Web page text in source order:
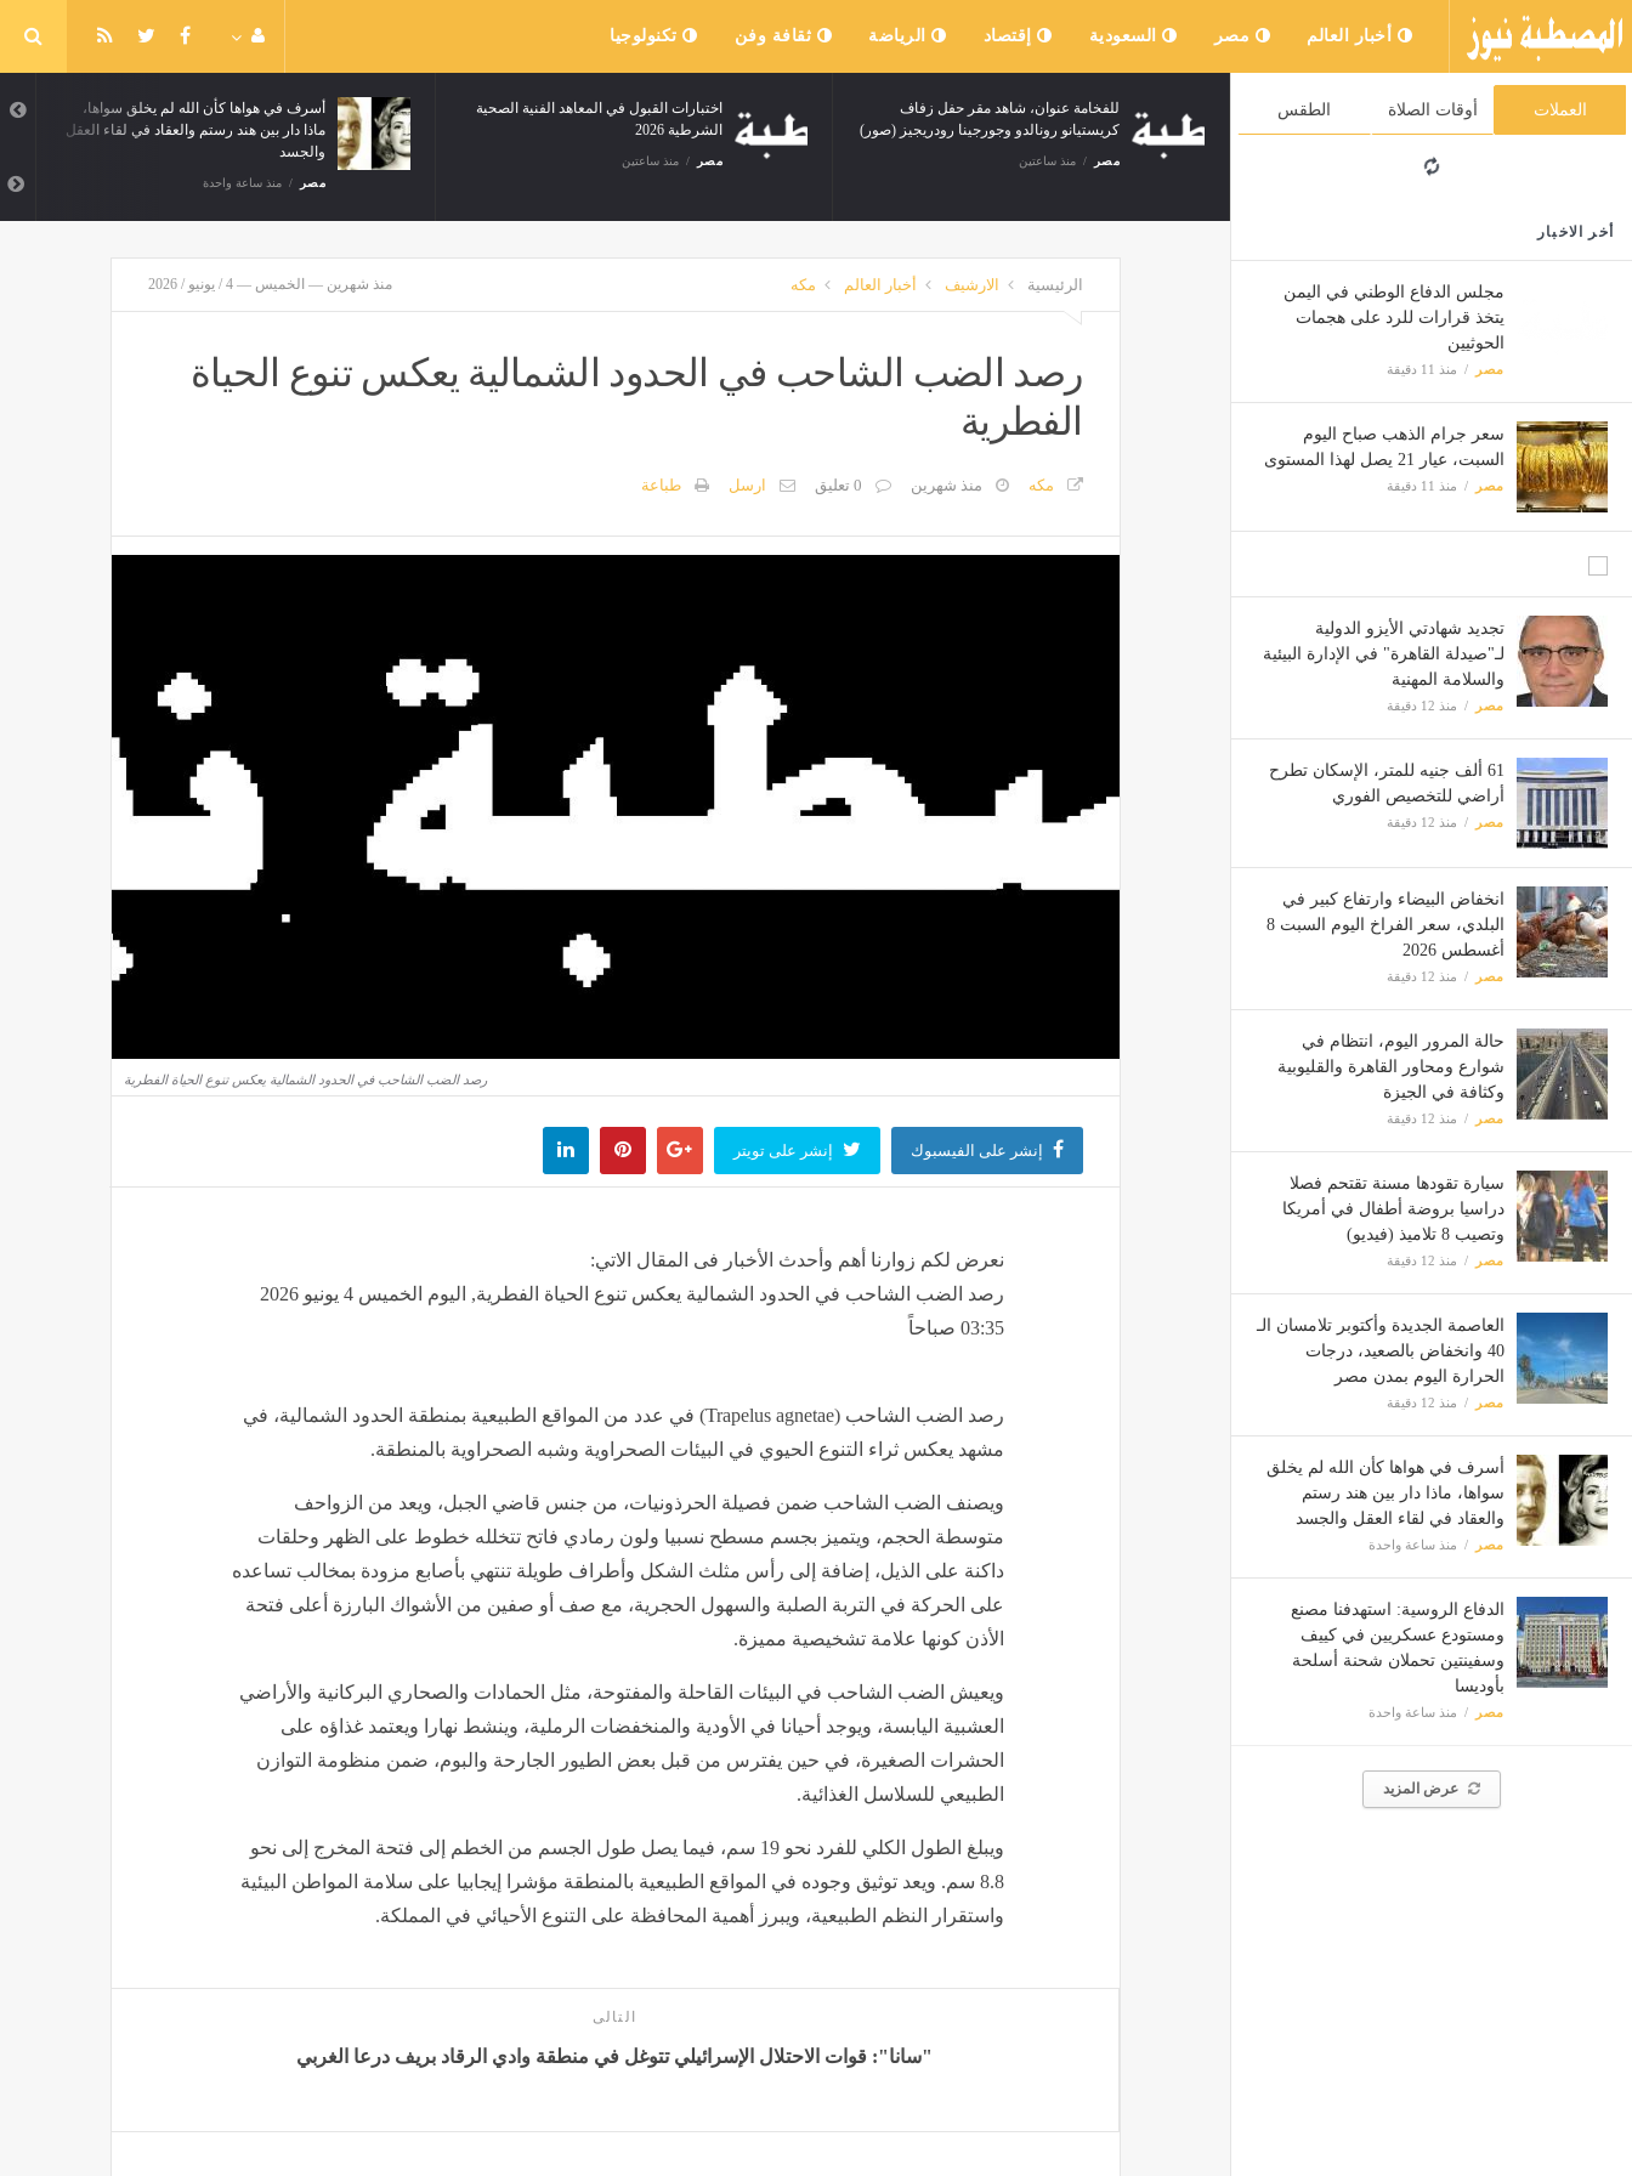
أخبار العالم مصر السعودية إقتصاد الرياضة ثقافة وفن تكنولوجيا
العملات أوقات الصلاة الطقس
أخر الاخبار
مجلس الدفاع الوطني في اليمن
يتخذ قرارات للرد على هجمات
الحوثيين
مصر منذ 11 دقيقة
سعر جرام الذهب صباح اليوم
السبت، عيار 21 يصل لهذا المستوى
مصر منذ 11 دقيقة
تجديد شهادتي الأيزو الدولية
لـ"صيدلة القاهرة" في الإدارة البيئية
والسلامة المهنية
مصر منذ 12 دقيقة
61 ألف جنيه للمتر، الإسكان تطرح
أراضي للتخصيص الفوري
مصر منذ 12 دقيقة
انخفاض البيضاء وارتفاع كبير في
البلدي، سعر الفراخ اليوم السبت 8
أغسطس 2026
مصر منذ 12 دقيقة
حالة المرور اليوم، انتظام في
شوارع ومحاور القاهرة والقليوبية
وكثافة في الجيزة
مصر منذ 12 دقيقة
سيارة تقودها مسنة تقتحم فصلا
دراسيا بروضة أطفال في أمريكا
وتصيب 8 تلاميذ (فيديو)
مصر منذ 12 دقيقة
العاصمة الجديدة وأكتوبر تلامسان الـ
40 وانخفاض بالصعيد، درجات
الحرارة اليوم بمدن مصر
مصر منذ 12 دقيقة
أسرف في هواها كأن الله لم يخلق
سواها، ماذا دار بين هند رستم
والعقاد في لقاء العقل والجسد
مصر منذ ساعة واحدة
الدفاع الروسية: استهدفنا مصنع
ومستودع عسكريين في كييف
وسفينتين تحملان شحنة أسلحة
بأوديسا
مصر منذ ساعة واحدة
عرض المزيد
أسرف في هواها كأن الله لم يخلق سواها،
ماذا دار بين هند رستم والعقاد في لقاء العقل
والجسد
مصر منذ ساعة واحدة
اختبارات القبول في المعاهد الفنية الصحية
الشرطية 2026
مصر منذ ساعتين
للفخامة عنوان، شاهد مقر حفل زفاف
كريستيانو رونالدو وجورجينا رودريجيز (صور)
مصر منذ ساعتين
أسعار السمك اليوم، البلطي بـ 68 بعد
الانخفاض والبوري والماكريل يبدآن بـ
الرئيسية الارشيف أخبار العالم مكه منذ شهرين — الخميس — 4 / يونيو / 2026
رصد الضب الشاحب في الحدود الشمالية يعكس تنوع الحياة
الفطرية
مكه منذ شهرين 0 تعليق ارسل طباعة
رصد الضب الشاحب في الحدود الشمالية يعكس تنوع الحياة الفطرية
إنشر على الفيسبوك إنشر على تويتر
نعرض لكم زوارنا أهم وأحدث الأخبار فى المقال الاتي:
رصد الضب الشاحب في الحدود الشمالية يعكس تنوع الحياة الفطرية, اليوم الخميس 4 يونيو 2026
03:35 صباحاً
رصد الضب الشاحب (Trapelus agnetae) في عدد من المواقع الطبيعية بمنطقة الحدود الشمالية، في
مشهد يعكس ثراء التنوع الحيوي في البيئات الصحراوية وشبه الصحراوية بالمنطقة.
ويصنف الضب الشاحب ضمن فصيلة الحرذونيات، من جنس قاضي الجبل، ويعد من الزواحف
متوسطة الحجم، ويتميز بجسم مسطح نسبيا ولون رمادي فاتح تتخلله خطوط على الظهر وحلقات
داكنة على الذيل، إضافة إلى رأس مثلث الشكل وأطراف طويلة تنتهي بأصابع مزودة بمخالب تساعده
على الحركة في التربة الصلبة والسهول الحجرية، مع صف أو صفين من الأشواك البارزة أعلى فتحة
الأذن كونها علامة تشخيصية مميزة.
ويعيش الضب الشاحب في البيئات القاحلة والمفتوحة، مثل الحمادات والصحاري البركانية والأراضي
العشبية اليابسة، ويوجد أحيانا في الأودية والمنخفضات الرملية، وينشط نهارا ويعتمد غذاؤه على
الحشرات الصغيرة، في حين يفترس من قبل بعض الطيور الجارحة والبوم، ضمن منظومة التوازن
الطبيعي للسلاسل الغذائية.
ويبلغ الطول الكلي للفرد نحو 19 سم، فيما يصل طول الجسم من الخطم إلى فتحة المخرج إلى نحو
8.8 سم. ويعد توثيق وجوده في المواقع الطبيعية بالمنطقة مؤشرا إيجابيا على سلامة المواطن البيئية
واستقرار النظم الطبيعية، ويبرز أهمية المحافظة على التنوع الأحيائي في المملكة.
التالى
"سانا": قوات الاحتلال الإسرائيلي تتوغل في منطقة وادي الرقاد ‏بريف درعا الغربي‎